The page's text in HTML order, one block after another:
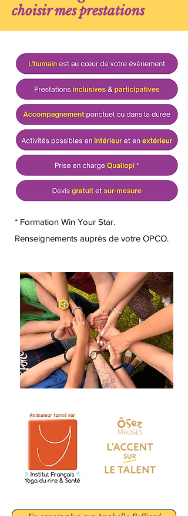
choisir mes prestations
* Formation Win Your Star.
Renseignements auprès de votre OPCO.